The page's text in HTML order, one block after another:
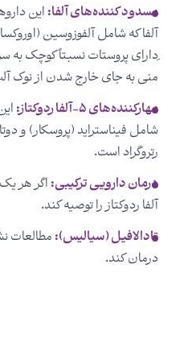
مسدود کننده‌های آلفا:این
آلفا که شامل آلفوزوسین
ِدارای پروستات نسبتاً کوچک
منی به جای خارج شدن از نوک آلت
مهارکننده‌های ۵-آلفا ردوكتاز:
شامل فیناستراید (پروسکار) و
رتروگراد است.
درمان دارویی ترکیبی:
آلفا ردوکتاز را توصیه کند.
تادالافیل (سیالیس):مطالعات
درمان کند.